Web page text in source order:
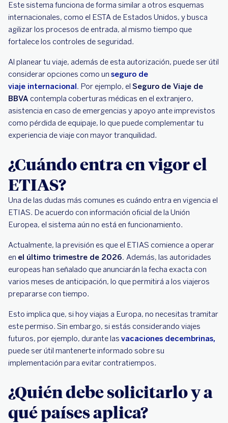
Este sistema funciona de forma similar a otros esquemas
internacionales, como el ESTA de Estados Unidos, y busca
agilizar los procesos de entrada, al mismo tiempo que
fortalece los controles de seguridad.
Al planear tu viaje, además de esta autorización, puede ser útil
considerar opciones como un seguro de
viaje internacional. Por ejemplo, el Seguro de Viaje de
BBVA contempla coberturas médicas en el extranjero,
asistencia en caso de emergencias y apoyo ante imprevistos
como pérdida de equipaje, lo que puede complementar tu
experiencia de viaje con mayor tranquilidad.
¿Cuándo entra en vigor el
ETIAS?
Una de las dudas más comunes es cuándo entra en vigencia el
ETIAS. De acuerdo con información oficial de la Unión
Europea, el sistema aún no está en funcionamiento.
Actualmente, la previsión es que el ETIAS comience a operar
en el último trimestre de 2026. Además, las autoridades
europeas han señalado que anunciarán la fecha exacta con
varios meses de anticipación, lo que permitirá a los viajeros
prepararse con tiempo.
Esto implica que, si hoy viajas a Europa, no necesitas tramitar
este permiso. Sin embargo, si estás considerando viajes
futuros, por ejemplo, durante las vacaciones decembrinas,
puede ser útil mantenerte informado sobre su
implementación para evitar contratiempos.
¿Quién debe solicitarlo y a
qué países aplica?